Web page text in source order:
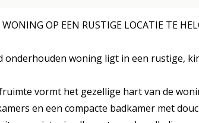
WONING OP EEN RUSTIGE LOCATIE TE
onderhouden woning ligt in een rustige,
vormt het gezellige hart van de
en een compacte badkamer met